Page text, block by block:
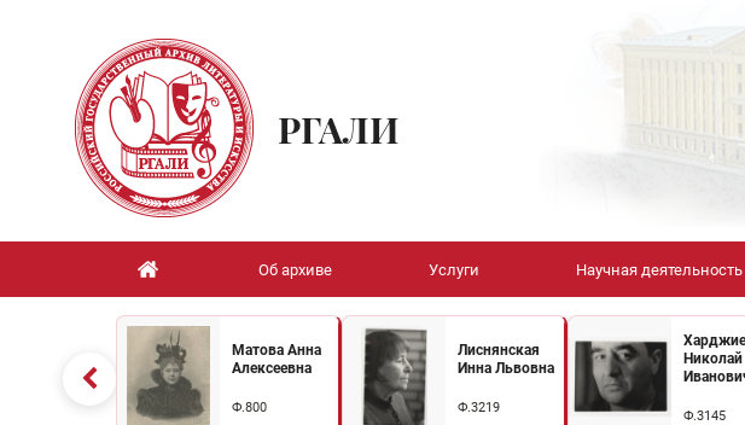
РГАЛИ
Об архиве Услуги Научная деятельность
Матова Анна
Алексеевна
Ф.800
Лиснянская
Инна Львовна
Ф.3219
Николай
Ф.3145